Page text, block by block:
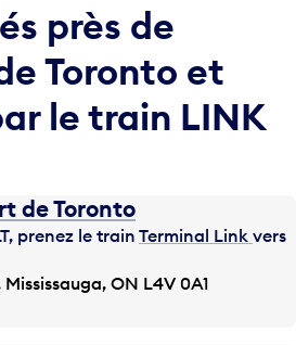
près de
Toronto et
le train LINK
de Toronto
prenez le train Terminal Link vers
ON L4V 0A1